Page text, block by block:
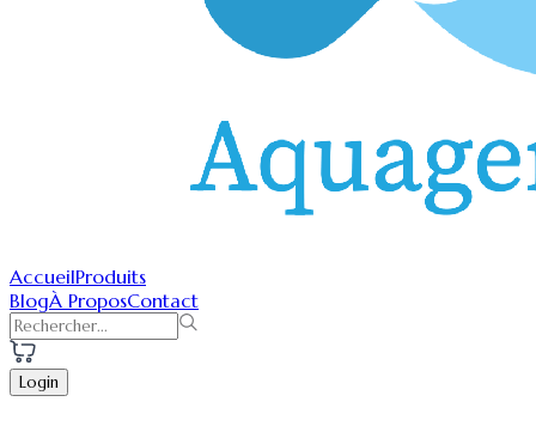
AccueilProduits
BlogÀ ProposContact
Login